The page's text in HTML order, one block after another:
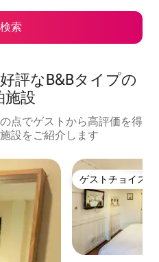
検索
評なB&Bタイプの
施設
点でゲストから高評価を得
設をご紹介します
ゲストチョイス
ゲストチョイス